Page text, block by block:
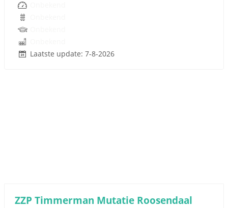
Laatste update: 7-8-2026
ZZP Timmerman Mutatie Roosendaal